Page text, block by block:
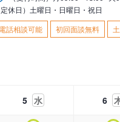
定休日）土曜日・日曜日・祝日
電話相談可能
初回面談無料
5 水 6